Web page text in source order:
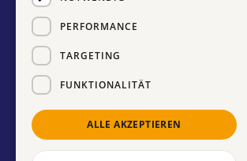
Ich habe dieDatenschutzbestimmungen
PERFORMANCE
TARGETING
FUNKTIONALITÄT
ALLE AKZEPTIEREN